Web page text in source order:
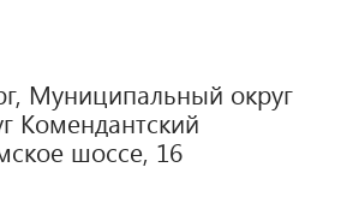
Муниципальный округ
Комендантский
шоссе, 16